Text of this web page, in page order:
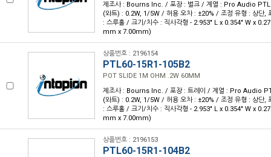
제조사 : Bourns Inc. / 포장 : 벌크 / 계열 : Pro Audio
(와트) : 0.2W, 1/5W / 허용 오차 : ±20% / 조정 유형 : 상단,
: 스루홀 / 크기/치수 : 직사각형 - 2.953" L x 0.354" W x
mm x 7.00mm)
상품번호 : 2196154
PTL60-15R1-105B2
POT SLIDE 1M OHM .2W 60MM
제조사 : Bourns Inc. / 포장 : 트레이 / 계열 : Pro Audio
(와트) : 0.2W, 1/5W / 허용 오차 : ±20% / 조정 유형 : 상단,
: 스루홀 / 크기/치수 : 직사각형 - 2.953" L x 0.354" W x
mm x 7.00mm)
상품번호 : 2196153
PTL60-15R1-104B2